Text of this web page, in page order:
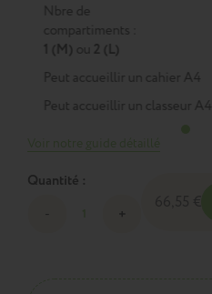
Nbre de
compartiments :
1 (M) ou 2 (L)
Peut accueillir un cahier A4
Peut accueillir un classeur A4
Quantité :